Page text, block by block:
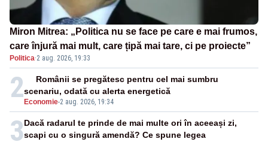
Miron Mitrea: „Politica nu se face pe care e mai frumos,
care înjură mai mult, care țipă mai tare, ci pe proiecte”
Politica·2 aug. 2026, 19:33
2Economie-2 aug. 2026, 19:34
Românii se pregătesc pentru cel mai sumbru
scenariu, odată cu alerta energetică
3Dacă radarul te prinde de mai multe ori în aceeași zi,
scapi cu o singură amendă? Ce spune legea